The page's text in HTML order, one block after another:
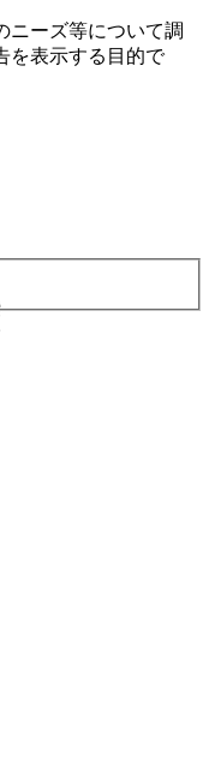
ニーズ等について調
を表⽰する⽬的で